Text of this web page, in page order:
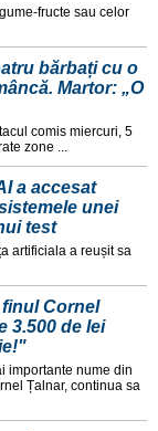
fructe sau celor
bărbați cu o
Martor: „O
comis miercuri, 5
zone ...
a accesat
unei
test
artificiala a reușit sa
Cornel
3.500 de lei
importante nume din
Țalnar, continua sa